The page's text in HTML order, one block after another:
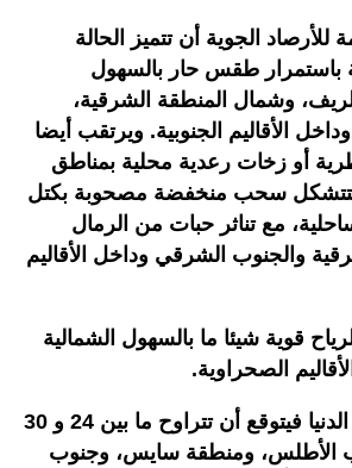
للأرصاد الجوية أن تتميز الحالة
باستمرار طقس حار بالسهول
وشمال المنطقة الشرقية،
الأقاليم الجنوبية. ويرتقب أيضا
أو زخات رعدية محلية بمناطق
سحب منخفضة مصحوبة بكتل
مع تناثر حبات من الرمال
والجنوب الشرقي وداخل الأقاليم
قوية شيئا ما بالسهول الشمالية
الصحراوية.
أما درجات الحرارة الدنيا فيتوقع أن تتراوح ما بين 24 و 30
الأطلس، ومنطقة سايس، وجنوب